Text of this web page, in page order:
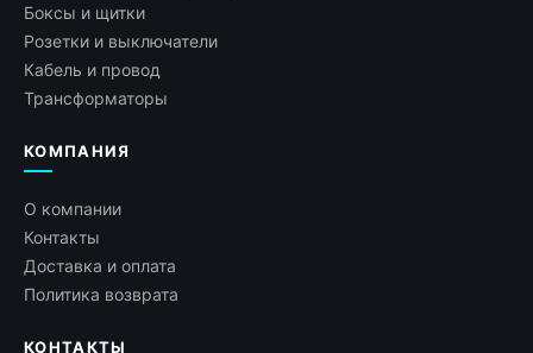
Боксы и щитки
Розетки и выключатели
Кабель и провод
Трансформаторы
КОМПАНИЯ
О компании
Контакты
Доставка и оплата
Политика возврата
КОНТАКТЫ